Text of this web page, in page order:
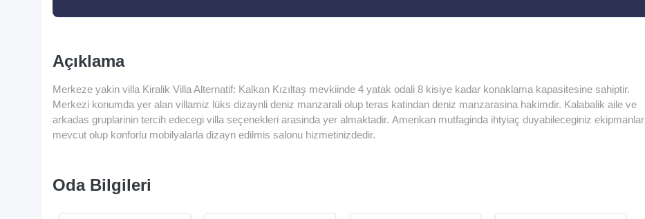
Açıklama
Merkeze yakin villa Kiralik Villa Alternatif: Kalkan Kızıltaş mevkiinde 4 yatak odali 8 kisiye kadar konaklama kapasitesine sahiptir.
Merkezi konumda yer alan villamiz lüks dizaynli deniz manzarali olup teras katindan deniz manzarasina hakimdir. Kalabalik aile ve
arkadas gruplarinin tercih edecegi villa seçenekleri arasinda yer almaktadir. Amerikan mutfaginda ihtyiaç duyabileceginiz ekipmanlar
mevcut olup konforlu mobilyalarla dizayn edilmis salonu hizmetinizdedir.
Oda Bilgileri